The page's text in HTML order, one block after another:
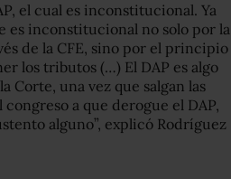
el cual es inconstitucional. Ya
es inconstitucional no solo por la
de la CFE, sino por el principio
los tributos (…) El DAP es algo
Corte, una vez que salgan las
a que derogue el DAP,
alguno”, explicó Rodríguez